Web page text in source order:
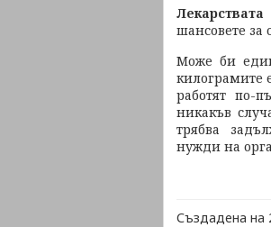
Лекарствата
шансовете за
Може би
килограмите
работят по-
никакъв
трябва
нужди на
Създадена на